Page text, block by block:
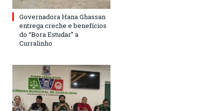
Governadora Hana Ghassan
entrega creche e benefícios
do “Bora Estudar” a
Curralinho